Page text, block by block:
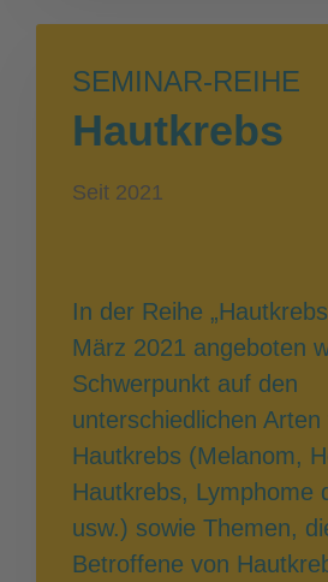
SEMINAR-REIHE
Hautkrebs
Seit 2021
In der Reihe
März 2021 angeboten
Schwerpunkt auf den
unterschiedlichen Arten
Hautkrebs (Melanom,
Hautkrebs, Lymphome
usw.) sowie Themen,
Betroffene von